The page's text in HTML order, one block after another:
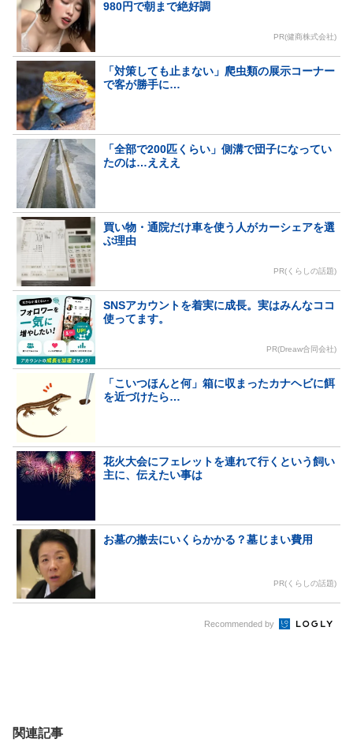
980円で朝まで絶好調
PR(健商株式会社)
「対策しても止まない」爬虫類の展示コーナー
で客が勝手に…
「全部で200匹くらい」側溝で団子になってい
たのは…えええ
買い物・通院だけ車を使う人がカーシェアを選
ぶ理由
PR(くらしの話題)
SNSアカウントを着実に成長。実はみんなココ
使ってます。
PR(Dreaw合同会社)
「こいつほんと何」箱に収まったカナヘビに餌
を近づけたら…
花火大会にフェレットを連れて行くという飼い
主に、伝えたい事は
お墓の撤去にいくらかかる？墓じまい費用
PR(くらしの話題)
Recommended by
関連記事